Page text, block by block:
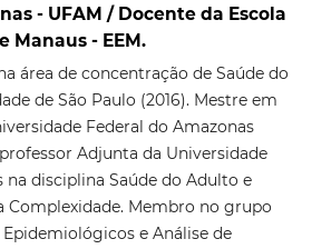
- UFAM / Docente da Escola
Manaus - EEM.
área de concentração de Saúde do
de São Paulo (2016). Mestre em
Federal do Amazonas
Adjunta da Universidade
na disciplina Saúde do Adulto e
Complexidade. Membro no grupo
e Análise de